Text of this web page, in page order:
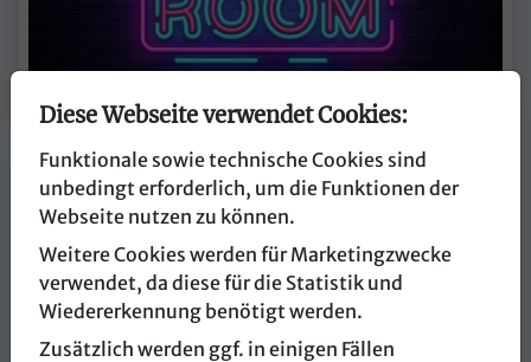
Diese Webseite verwendet Cookies:
Funktionale sowie technische Cookies sind
unbedingt erforderlich, um die Funktionen der
Webseite nutzen zu können.
Weitere Cookies werden für Marketingzwecke
verwendet, da diese für die Statistik und
Wiedererkennung benötigt werden.
Zusätzlich werden ggf. in einigen Fällen
myCityHunt
5760 Saalfelden
myCityHunt